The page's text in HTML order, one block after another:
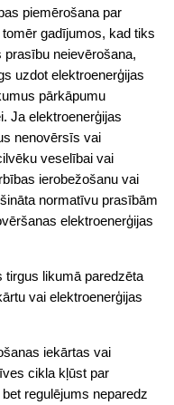
piemērošana par
gadījumos, kad tiks
neievērošana,
uzdot elektroenerģijas
pārkāpumu
Ja elektroenerģijas
nenovērsīs vai
veselībai vai
ierobežošanu vai
normatīvu prasībām
elektroenerģijas
tirgus likumā paredzēta
vai elektroenerģijas
iekārtas vai
cikla kļūst par
regulējums neparedz